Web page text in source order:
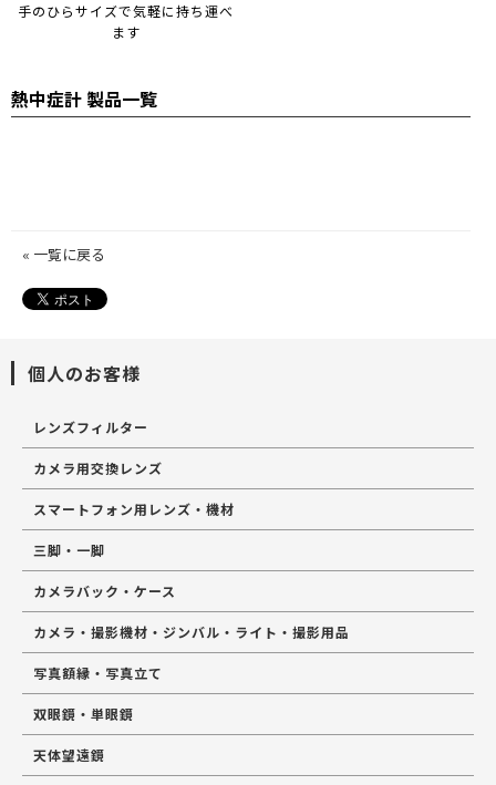
手のひらサイズで気軽に持ち運べ
ます
熱中症計 製品一覧
« 一覧に戻る
個人のお客様
レンズフィルター
カメラ用交換レンズ
スマートフォン用レンズ・機材
三脚・一脚
カメラバック・ケース
カメラ・撮影機材・ジンバル・ライト・撮影用品
写真額縁・写真立て
双眼鏡・単眼鏡
天体望遠鏡